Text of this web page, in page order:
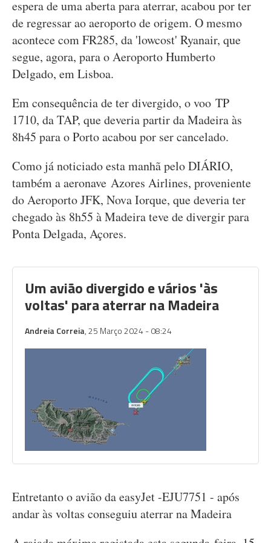
espera de uma aberta para aterrar, acabou por ter
de regressar ao aeroporto de origem. O mesmo
acontece com FR285, da 'lowcost' Ryanair, que
segue, agora, para o Aeroporto Humberto
Delgado, em Lisboa.
Em consequência de ter divergido, o voo TP
1710, da TAP, que deveria partir da Madeira às
8h45 para o Porto acabou por ser cancelado.
Como já noticiado esta manhã pelo DIÁRIO,
também a aeronave Azores Airlines, proveniente
do Aeroporto JFK, Nova Iorque, que deveria ter
chegado às 8h55 à Madeira teve de divergir para
Ponta Delgada, Açores.
Um avião divergido e vários 'às
voltas' para aterrar na Madeira
Andreia Correia, 25 Março 2024 - 08:24
Entretanto o avião da easyJet -EJU7751 - após
andar às voltas conseguiu aterrar na Madeira